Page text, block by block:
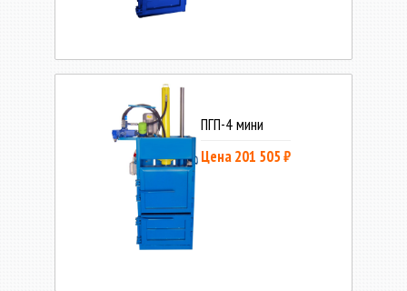
ПГП-4 мини
Цена 201 505 ₽